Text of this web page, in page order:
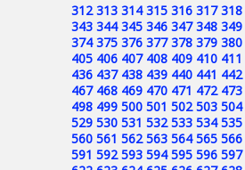
312 313 314 315 316 317 318
343 344 345 346 347 348 349
374 375 376 377 378 379 380
405 406 407 408 409 410 411
436 437 438 439 440 441 442
467 468 469 470 471 472 473
498 499 500 501 502 503 504
529 530 531 532 533 534 535
560 561 562 563 564 565 566
591 592 593 594 595 596 597